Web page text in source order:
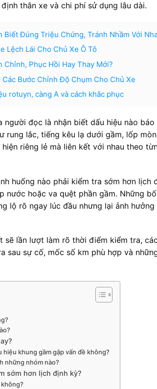
thân xe và chi phí sử dụng lâu dài.
Biết Đúng Triệu Chứng, Tránh Nhầm Với
Lệch Lái Cho Chủ Xe Ô Tô
Chỉnh, Phục Hồi Hay Thay Mới?
Bước Chỉnh Độ Chụm Cho Chủ Xe
rotuyn, càng A và cách khắc phục
đọc là nhận biết dấu hiệu nào báo
rung lắc, tiếng kêu lạ dưới gầm, lốp
riêng lẻ mà liên kết với nhau theo
huống nào phải kiểm tra sớm hơn lịch
nước hoặc va quệt phần gầm. Những
lộ rõ ngay lúc đầu nhưng lại ảnh hưởng
sẽ lần lượt làm rõ thời điểm kiểm tra,
sau sự cố, mốc số km phù hợp và
hiệu khung gầm gặp vấn đề không?
những nhóm nào?
sớm hơn lịch định kỳ?